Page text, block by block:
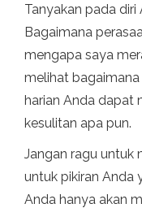
Tanyakan pada diri
Bagaimana
mengapa saya
melihat
harian Anda dapat
kesulitan apa pun.
Jangan ragu untuk
untuk pikiran Anda
Anda hanya akan